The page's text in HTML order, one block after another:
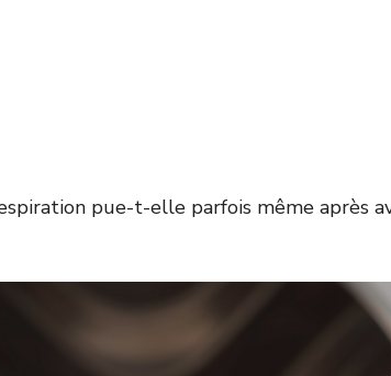
pue-t-elle parfois même après